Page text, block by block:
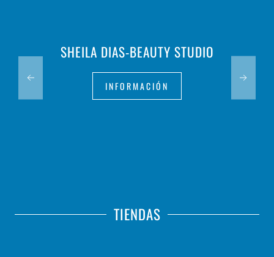
SHEILA DIAS-BEAUTY STUDIO
INFORMACIÓN
TIENDAS